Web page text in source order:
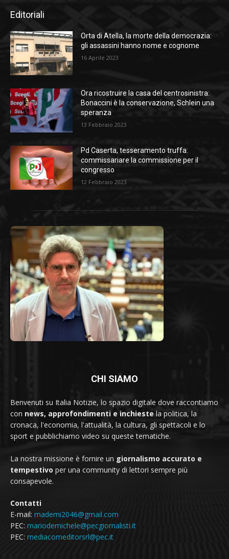
Editoriali
Orta di Atella, la morte della democrazia:
gli assassini hanno nome e cognome
16 Aprile 2023
Ora ricostruire la casa del centrosinistra:
Bonaccini è la conservazione, Schlein una
speranza
13 Febbraio 2023
Pd Caserta, tesseramento truffa:
commissariare la commissione per il
congresso
12 Febbraio 2023
CHI SIAMO
Benvenuti su Italia Notizie, lo spazio digitale dove raccontiamo
con news, approfondimenti e inchieste la politica, la
cronaca, l'economia, l'attualità, la cultura, gli spettacoli e lo
sport e pubblichiamo video su queste tematiche.
La nostra missione è fornire un giornalismo accurato e
tempestivo per una community di lettori sempre più
consapevole.
Contatti
E-mail: mademi2046@gmail.com
PEC: mariodemichele@pecgiornalisti.it
PEC: mediacomeditorsrl@pec.it